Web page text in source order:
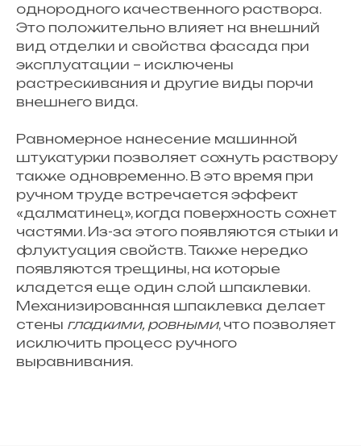
однородного качественного раствора.
Это положительно влияет на внешний
вид отделки и свойства фасада при
эксплуатации – исключены
растрескивания и другие виды порчи
внешнего вида.
Равномерное нанесение машинной
штукатурки позволяет сохнуть раствору
также одновременно. В это время при
ручном труде встречается эффект
«далматинец», когда поверхность сохнет
частями. Из-за этого появляются стыки и
флуктуация свойств. Также нередко
появляются трещины, на которые
кладется еще один слой шпаклевки.
Механизированная шпаклевка делает
стены гладкими, ровными, что позволяет
исключить процесс ручного
выравнивания.